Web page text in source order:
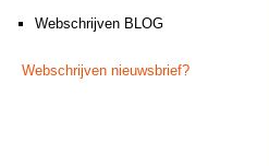
Webschrijven BLOG
Webschrijven nieuwsbrief?